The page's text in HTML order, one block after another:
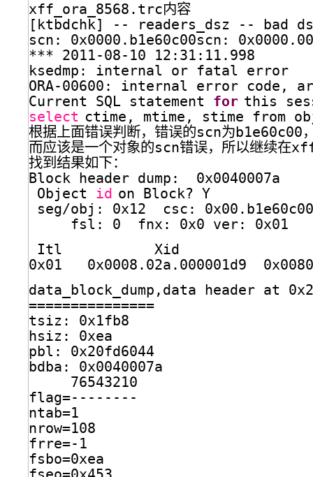
xff_ora_8568.trc内容
[ktbdchk] -- readers_dsz -- bad
scn: 0x0000.b1e60c00scn:
*** 2011-08-10 12:31:11.998
ksedmp: internal or fatal error
ORA-00600: internal error
Current SQL statement for this
select ctime, mtime, stime from
根据上面错误判断，错误的scn为b1e60c00
而应该是一个对象的scn错误，所以继续
找到结果如下：
Block header dump:  0x0040007a
Object id on Block? Y
seg/obj : 0x12  csc:
fsl: 0  fnx: 0x0 ver: 0x01
Itl           Xid
0x01   0x0008.02a.000001d9
data_block_dump,data header at
===============
tsiz: 0x1fb8
hsiz: 0xea
pbl: 0x20fd6044
bdba: 0x0040007a
76543210
flag=--------
ntab=1
nrow=108
frre=-1
fsbo=0xea